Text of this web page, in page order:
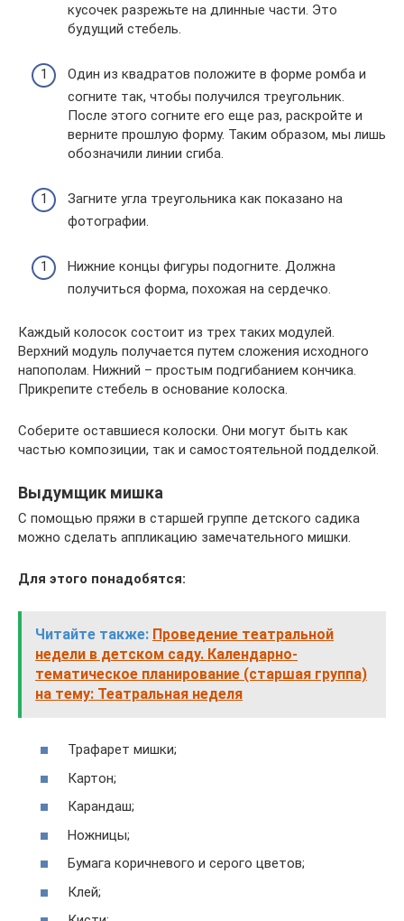
кусочек разрежьте на длинные части. Это
будущий стебель.
Один из квадратов положите в форме ромба и
согните так, чтобы получился треугольник.
После этого согните его еще раз, раскройте и
верните прошлую форму. Таким образом, мы лишь
обозначили линии сгиба.
Загните угла треугольника как показано на
фотографии.
Нижние концы фигуры подогните. Должна
получиться форма, похожая на сердечко.
Каждый колосок состоит из трех таких модулей.
Верхний модуль получается путем сложения исходного
напополам. Нижний – простым подгибанием кончика.
Прикрепите стебель в основание колоска.
Соберите оставшиеся колоски. Они могут быть как
частью композиции, так и самостоятельной подделкой.
Выдумщик мишка
С помощью пряжи в старшей группе детского садика
можно сделать аппликацию замечательного мишки.
Для этого понадобятся:
Читайте также: Проведение театральной
недели в детском саду. Календарно-
тематическое планирование (старшая группа)
на тему: Театральная неделя
Трафарет мишки;
Картон;
Карандаш;
Ножницы;
Бумага коричневого и серого цветов;
Клей;